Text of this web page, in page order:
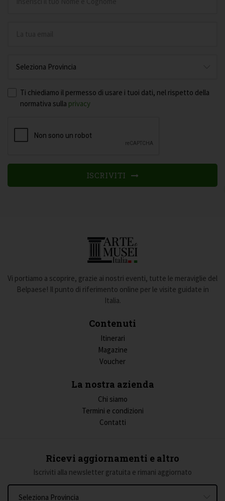
Ti chiediamo il permesso di usare i tuoi dati, nel rispetto della
normativa sulla privacy
ISCRIVITI
Vi portiamo a scoprire, grazie ai nostri eventi, tutte le meraviglie del
Belpaese! Il punto di riferimento online per le visite guidate in
Italia.
Contenuti
Itinerari
Magazine
Voucher
La nostra azienda
Chi siamo
Termini e condizioni
Contatti
Ricevi aggiornamenti e altro
Iscriviti alla newsletter gratuita e rimani aggiornato